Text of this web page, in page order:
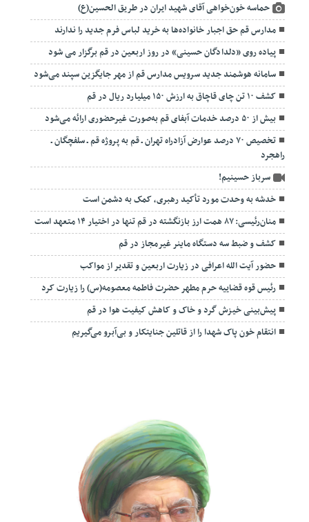
حماسه خون‌خواهی آقای شهید ایران در طریق الحسین(ع)
مدارس قم حق اجبار خانواده‌ها به خرید لباس فرم جدید را ندارند
پیاده روی «دلدادگان حسینی» در روز اربعین در قم برگزار می شود
سامانه هوشمند جدید سرویس مدارس قم از مهر جایگزین سپند می‌شود
کشف ۱۰ تن چای قاچاق به ارزش ۱۵۰ میلیارد ریال در قم
بیش از ۵۰ درصد خدمات آبفای قم به‌صورت غیرحضوری ارائه می‌شود
تخصیص ۷۰ درصد عوارض آزادراه تهران ـ قم به پروژه قم ـ سلفچگان ـ
راهجرد
سرباز حسینیم!
خدشه به وحدت مورد تأکید رهبری، کمک به دشمن است
منان‌رئیسی: ۸۷ همت ارز بازنگشته در قم تنها در اختیار ۱۴ متعهد است
کشف و ضبط سه دستگاه ماینر غیرمجاز در قم
حضور آیت الله اعرافی در زیارت اربعین و تقدیر از مواکب
رئیس قوه قضاییه حرم مطهر حضرت فاطمه معصومه(س) را زیارت کرد
پیش‌بینی خیزش گرد و خاک و کاهش کیفیت هوا در قم
انتقام خون پاک شهدا را از قاتلین جنایتکار و بی‌آبرو می‌گیریم